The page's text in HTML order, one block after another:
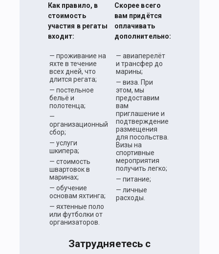
Как правило, в
стоимость
участия в регаты
входит:
— проживание на
яхте в течение
всех дней, что
длится регата;
— постельное
бельё и
полотенца;
—
организационный
сбор;
— услуги
шкипера;
— стоимость
швартовок в
маринах;
— обучение
основам яхтинга;
— яхтенные поло
или футболки от
организаторов.
Скорее всего
вам придётся
оплачивать
дополнительно:
— авиаперелёт
и трансфер до
марины;
— виза. При
этом, мы
предоставим
вам
приглашение и
подтверждение
размещения
для посольства.
Визы на
спортивные
мероприятия
получить легко;
— питание;
— личные
расходы.
Затрудняетесь с